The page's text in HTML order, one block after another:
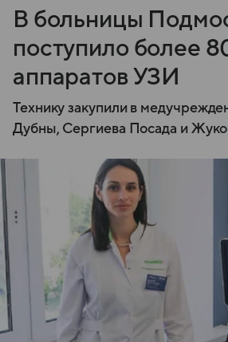
В больницы
поступило более
аппаратов УЗИ
Технику закупили в
Дубны, Сергиева Посада и